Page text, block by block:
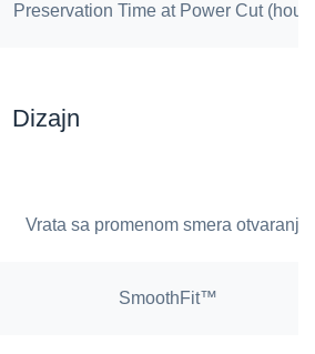
Preservation Time at Power Cut
Dizajn
Vrata sa promenom smera otvaranja
SmoothFit™